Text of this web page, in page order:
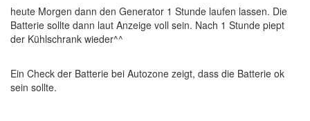
heute Morgen dann den Generator 1 Stunde laufen lassen. Die
Batterie sollte dann laut Anzeige voll sein. Nach 1 Stunde piept
der Kühlschrank wieder^^
Ein Check der Batterie bei Autozone zeigt, dass die Batterie ok
sein sollte.